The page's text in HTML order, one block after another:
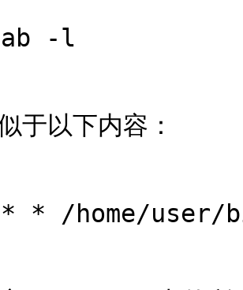
-l
于以下内容：
* /home/user/